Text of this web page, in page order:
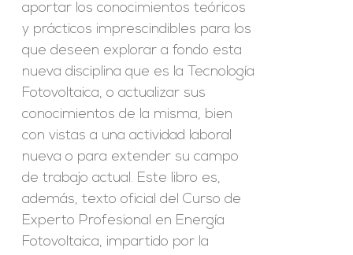
aportar los conocimientos teóricos
y prácticos imprescindibles para los
que deseen explorar a fondo esta
nueva disciplina que es la Tecnología
Fotovoltaica, o actualizar sus
conocimientos de la misma, bien
con vistas a una actividad laboral
nueva o para extender su campo
de trabajo actual. Este libro es,
además, texto oficial del Curso de
Experto Profesional en Energía
Fotovoltaica, impartido por la